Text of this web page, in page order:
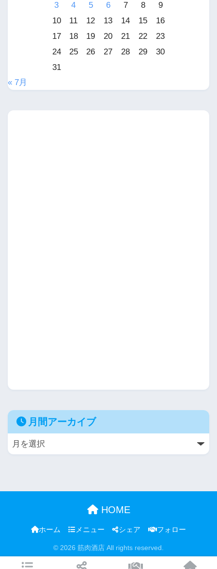
3
4 5 6 7 8
9
10
11 12 13 14 15
16
17
18 19 20 21 22
23
24
25 26 27 28 29
30
31
« 7月
月間アーカイブ
HOME
ホーム メニュー シェア フォロー
© 2026 筋肉酒店 All rights reserved.